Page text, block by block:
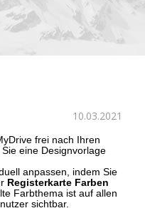
10.03.2021
frei nach Ihren
eine Designvorlage
anpassen, indem Sie
Registerkarte Farben
Farbthema ist auf allen
sichtbar.